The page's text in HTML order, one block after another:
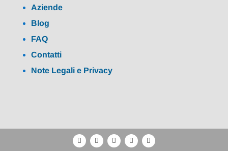
Aziende
Blog
FAQ
Contatti
Note Legali e Privacy